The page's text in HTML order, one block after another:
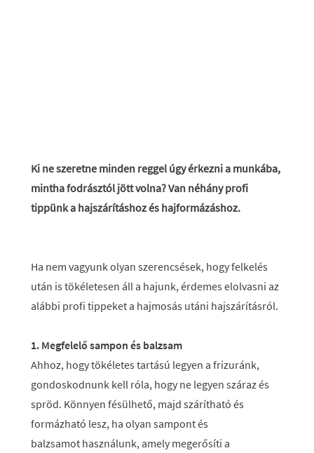
Ki ne szeretne minden reggel úgy érkezni a munkába,
mintha fodrásztól jött volna? Van néhány profi
tippünk a hajszárításhoz és hajformázáshoz.
Ha nem vagyunk olyan szerencsések, hogy felkelés
után is tökéletesen áll a hajunk, érdemes elolvasni az
alábbi profi tippeket a hajmosás utáni hajszárításról.
1. Megfelelő sampon és balzsam
Ahhoz, hogy tökéletes tartású legyen a frizuránk,
gondoskodnunk kell róla, hogy ne legyen száraz és
spröd. Könnyen fésülhető, majd szárítható és
formázható lesz, ha olyan sampont és
balzsamot használunk, amely megerősíti a